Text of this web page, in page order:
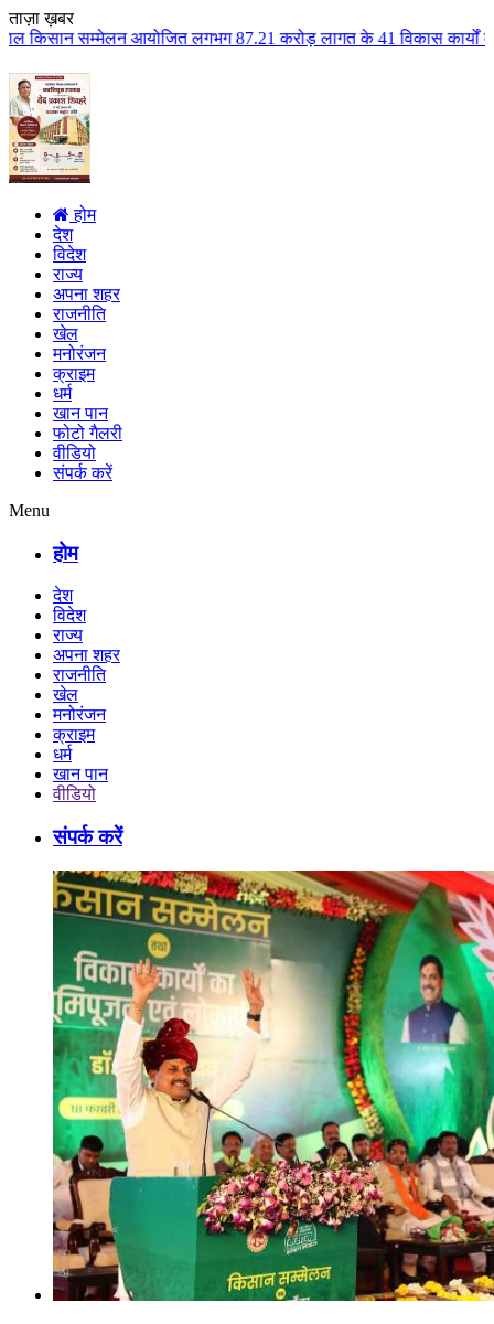
ताज़ा ख़बर
87.21 करोड़ लागत के 41 विकास कार्यों का किया लोकार्पण
होम
देश
विदेश
राज्य
अपना शहर
राजनीति
खेल
मनोरंजन
क्राइम
धर्म
खान पान
फोटो गैलरी
वीडियो
संपर्क करें
Menu
होम
देश
विदेश
राज्य
अपना शहर
राजनीति
खेल
मनोरंजन
क्राइम
धर्म
खान पान
वीडियो
संपर्क करें